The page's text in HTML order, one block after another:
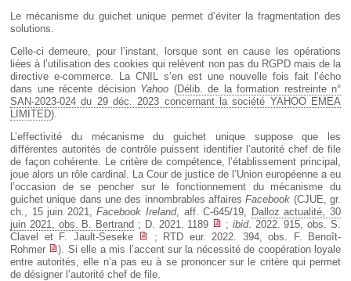
Le mécanisme du guichet unique permet d’éviter la fragmentation des
solutions.
Celle-ci demeure, pour l’instant, lorsque sont en cause les opérations
liées à l’utilisation des cookies qui relèvent non pas du RGPD mais de la
directive e-commerce. La CNIL s’en est une nouvelle fois fait l’écho
dans une récente décision Yahoo (Délib. de la formation restreinte n°
SAN-2023-024 du 29 déc. 2023 concernant la société YAHOO EMEA
LIMITED).
L’effectivité du mécanisme du guichet unique suppose que les
différentes autorités de contrôle puissent identifier l’autorité chef de file
de façon cohérente. Le critère de compétence, l’établissement principal,
joue alors un rôle cardinal. La Cour de justice de l’Union européenne a eu
l’occasion de se pencher sur le fonctionnement du mécanisme du
guichet unique dans une des innombrables affairesFacebook (CJUE, gr.
ch., 15 juin 2021,Facebook Ireland, aff. C-645/19,
Dalloz actualité, 30
juin 2021, obs. B. Bertrand ; D. 2021. 1189 ; ibid. 2022. 915, obs. S.
Clavel et F. Jault-Seseke
; RTD eur. 2022. 394, obs. F. Benoît-
Rohmer
). Si elle a mis l’accent sur la nécessité de coopération loyale
entre autorités, elle n’a pas eu à se prononcer sur le critère qui permet
de désigner l’autorité chef de file.